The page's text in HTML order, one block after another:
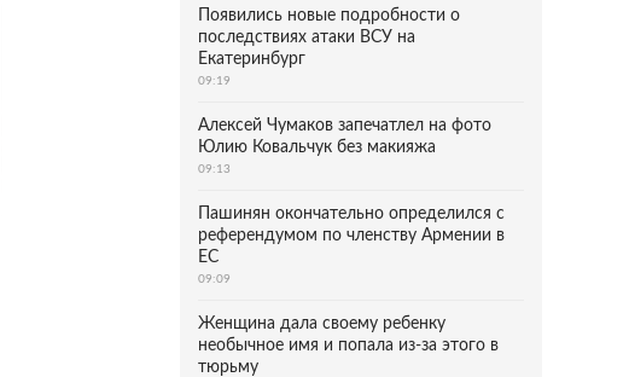
Появились новые подробности о
последствиях атаки ВСУ на
Екатеринбург
09:19
Алексей Чумаков запечатлел на фото
Юлию Ковальчук без макияжа
09:13
Пашинян окончательно определился с
референдумом по членству Армении в
ЕС
09:09
Женщина дала своему ребенку
необычное имя и попала из-за этого в
тюрьму